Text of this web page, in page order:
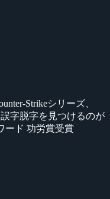
Strikeシリーズ、
字脱字を見つけるのが
ード 功労賞受賞